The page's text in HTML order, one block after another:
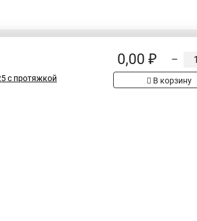
ГК РФ, вся информация о товарах на сайте имеет
офертой. При покупке проверяйте товар
с протяжкой
0,00 ₽ –
В корзину